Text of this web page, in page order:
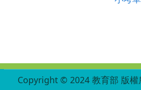
Copyright © 2024 教育部 版權